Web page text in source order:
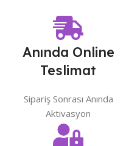
Anında Online
Teslimat
Sipariş Sonrası Anında
Aktivasyon